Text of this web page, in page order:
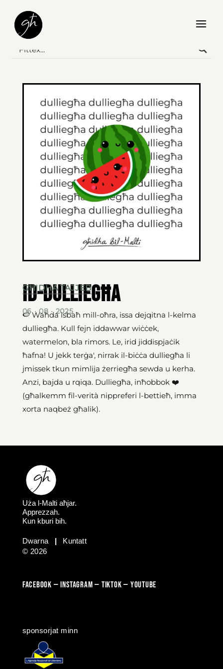
GĦIDHA TAJJEB
Id-dulliegħa
06 · 08 · 2025
🍉 Waħda isbaħ mill-oħra, issa dejqitna l-kelma
dulliegħa. Kull fejn iddawwar wiċċek,
watermelon, bla rimors. Le, irid jiddispjaċik
ħafna! U jekk terġa', nirrak il-biċċa dulliegħa li
jmissek tkun mimlija żerriegħa sewda u kerha.
Anzi, bajda u rqiqa. Dulliegħa, inħobbok ❤️
(għalkemm fil-verità nippreferi l-bettieħ, imma
xorta naqbeż għalik).
Uża l-Malti aħjar.
Apprezzah.
Kun kburi bih.
Dwarna |
Kuntatt
© 2026
FACEBOOK — ​​​​​INSTAGRAM — TIKTOK — YOUTUBE
sponsorjat minn